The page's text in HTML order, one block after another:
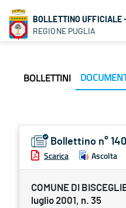
BOLLETTINO UFFICIALE
REGIONE PUGLIA
BOLLETTINI
Bollettino n°
Scarica Ascolta
COMUNE DI
luglio 2001, n. 35